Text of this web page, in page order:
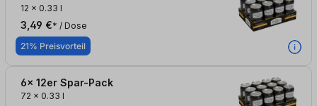
12 x 0.33 l
3,49 €* / Dose
21% Preisvorteil
6x 12er Spar-Pack
72 x 0.33 l